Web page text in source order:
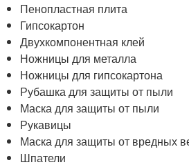
Пенопластная плита
Гипсокартон
Двухкомпонентная клей
Ножницы для металла
Ножницы для гипсокартона
Рубашка для защиты от пыли
Маска для защиты от пыли
Рукавицы
Маска для защиты от вредных
Шпатели